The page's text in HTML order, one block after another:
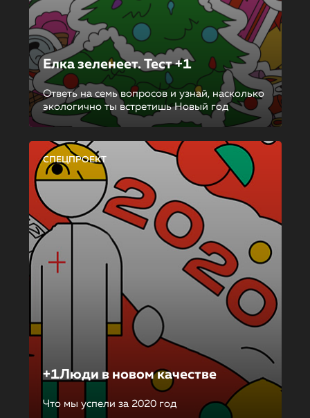
Елка зеленеет. Тест +1
Ответь на семь вопросов и узнай, насколько
экологично ты встретишь Новый год
СПЕЦПРОЕКТ
+1Люди в новом качестве
Что мы успели за 2020 год